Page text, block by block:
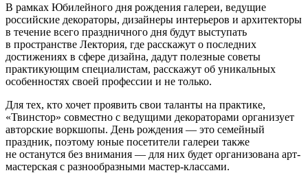
В рамках Юбилейного дня рождения галереи, ведущие
российские декораторы, дизайнеры интерьеров и архитекторы
в течение всего праздничного дня будут выступать
в пространстве Лектория, где расскажут о последних
достижениях в сфере дизайна, дадут полезные советы
практикующим специалистам, расскажут об уникальных
особенностях своей профессии и не только.
Для тех, кто хочет проявить свои таланты на практике,
«Твинстор» совместно с ведущими декораторами организует
авторские воркшопы. День рождения — это семейный
праздник, поэтому юные посетители галереи также
не останутся без внимания — для них будет организована арт-
мастерская с разнообразными мастер-классами.